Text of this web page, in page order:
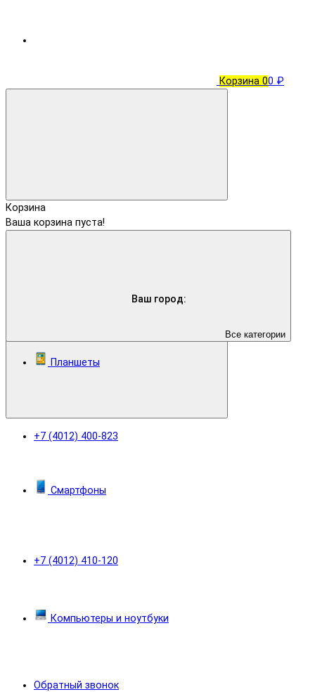
Ваш город:
+7 (4012) 400-823
+7 (4012) 410-120
Обратный звонок
Корзина 00 ₽
Корзина
Ваша корзина пуста!
Все категории
Планшеты
Смартфоны
Компьютеры и ноутбуки